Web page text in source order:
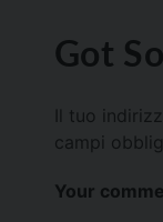
Got
Il tuo
campi
Your